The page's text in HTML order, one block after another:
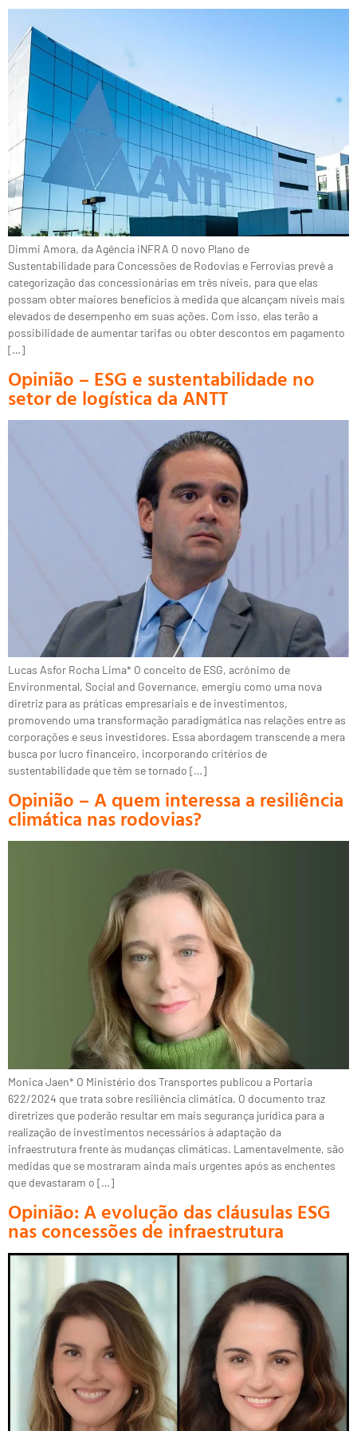
Dimmi Amora, da Agência iNFRA O novo Plano de
Sustentabilidade para Concessões de Rodovias e Ferrovias prevê a
categorização das concessionárias em três níveis, para que elas
possam obter maiores benefícios à medida que alcançam níveis mais
elevados de desempenho em suas ações. Com isso, elas terão a
possibilidade de aumentar tarifas ou obter descontos em pagamento
[…]
Opinião – ESG e sustentabilidade no
setor de logística da ANTT
Lucas Asfor Rocha Lima* O conceito de ESG, acrônimo de
Environmental, Social and Governance, emergiu como uma nova
diretriz para as práticas empresariais e de investimentos,
promovendo uma transformação paradigmática nas relações entre as
corporações e seus investidores. Essa abordagem transcende a mera
busca por lucro financeiro, incorporando critérios de
sustentabilidade que têm se tornado […]
Opinião – A quem interessa a resiliência
climática nas rodovias?
Monica Jaen* O Ministério dos Transportes publicou a Portaria
622/2024 que trata sobre resiliência climática. O documento traz
diretrizes que poderão resultar em mais segurança jurídica para a
realização de investimentos necessários à adaptação da
infraestrutura frente às mudanças climáticas. Lamentavelmente, são
medidas que se mostraram ainda mais urgentes após as enchentes
que devastaram o […]
Opinião: A evolução das cláusulas ESG
nas concessões de infraestrutura